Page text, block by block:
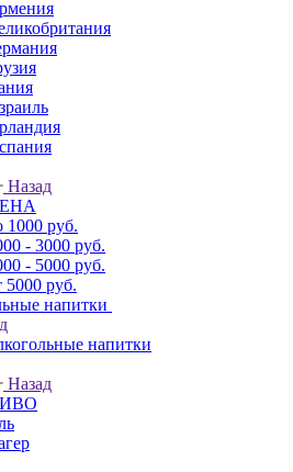
Назад
1000 руб.
- 3000 руб.
- 5000 руб.
5000 руб.
напитки
напитки
Назад